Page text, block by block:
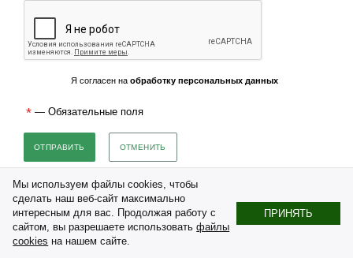
Я согласен на обработку персональных данных
* — Обязательные поля
ОТМЕНИТЬ
загрузка карты...
Мы используем файлы cookies, чтобы
сделать наш веб-сайт максимально
интересным для вас. Продолжая работу с
сайтом, вы разрешаете использоватьфайлы
cookies на нашем сайте.
ПРИНЯТЬ